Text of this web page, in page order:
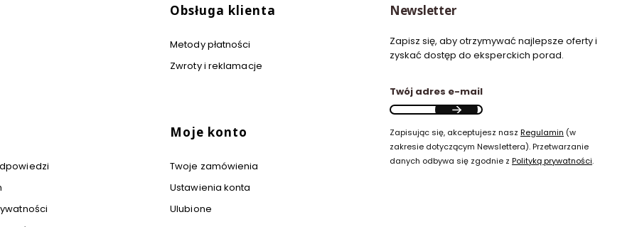
Obsługa klienta
Metody płatności
Zwroty i reklamacje
Moje konto
Twoje zamówienia
Ustawienia konta
Ulubione
Newsletter
Zapisz się, aby otrzymywać najlepsze oferty i
zyskać dostęp do eksperckich porad.
Twój adres e-mail
Zapisując się, akceptujesz nasz Regulamin (w
zakresie dotyczącym Newslettera). Przetwarzanie
danych odbywa się zgodnie z Polityką prywatności.